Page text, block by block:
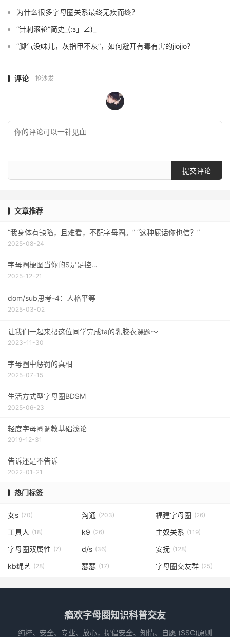
为什么很多字母圈关系最终无疾而终？
“针刺滚轮”简史_(:з」∠)_
“脚气没味儿，灰指甲不灰”，如何避开有毒有害的jiojio？
评论 抢沙发
提交评论
文章推荐
“我身体有缺陷，且难看，不配字母圈。” “这种屁话你也信？”
2025-08-24
字母圈梗图当你的S是足控…
2025-12-21
dom/sub思考-4：人格平等
2025-03-02
让我们一起来帮这位同学完成ta的乳胶衣课题～
2023-11-30
字母圈中惩罚的真相
2025-07-15
生活方式型字母圈BDSM
2025-06-23
轻度字母圈调教基础浅论
2019-12-31
告诉还是不告诉
2022-01-21
热门标签
女s (70) 沟通 (203) 福建字母圈 (26)
工具人 (18) k9 (26) 主奴关系 (119)
字母圈双属性 (7) d/s (36) 安抚 (128)
kb绳艺 (28) 瑟瑟 (17) 字母圈交友群 (25)
瘾欢字母圈知识科普交友
纯粹、安全、专业、放心，提倡安全、知情、自愿 (SSC)原则